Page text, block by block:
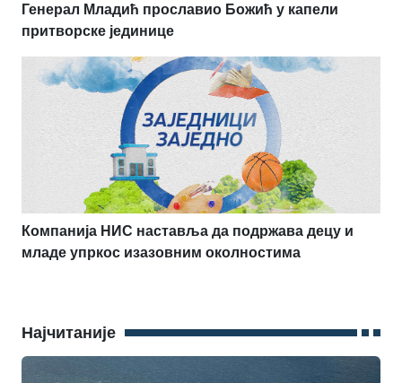
Генерал Младић прославио Божић у капели
притворске јединице
Компанија НИС наставља да подржава децу и
младе упркос изазовним околностима
Најчитаније